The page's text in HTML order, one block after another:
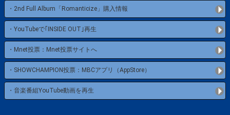
・2nd Full Album「Romanticize」購入情報
・YouTubeで｢INSIDE OUT｣再生
・Mnet投票：Mnet投票サイトへ
・SHOWCHAMPION投票：MBCアプリ（AppStore）
・音楽番組YouTube動画を再生